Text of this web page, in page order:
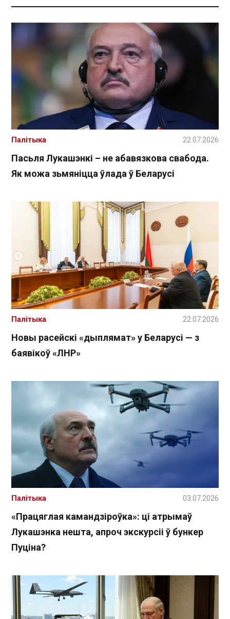
Пасьля Лукашэнкі – не абавязкова свабода.
Як можа зьмяніцца ўлада ў Беларусі
Палітыка 22.07.2026
Новы расейскі «дыплямат» у Беларусі — з
баявікоў «ЛНР»
Палітыка 22.07.2026
«Працяглая камандзіроўка»: ці атрымаў
Лукашэнка нешта, апроч экскурсіі ў бункер
Пуціна?
Палітыка 03.07.2026